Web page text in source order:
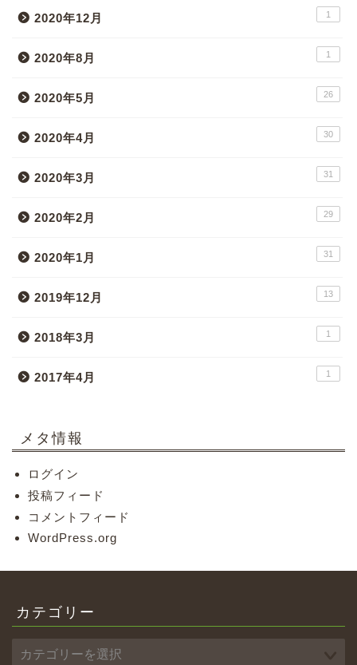
2020年12月 1
2020年8月 1
2020年5月 26
2020年4月 30
2020年3月 31
2020年2月 29
2020年1月 31
2019年12月 13
2018年3月 1
2017年4月 1
メタ情報
ログイン
投稿フィード
コメントフィード
WordPress.org
カテゴリー